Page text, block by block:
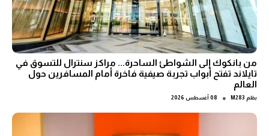
من بانكوك إلى الشواطئ الساحرة... مراكز سنترال للتسوق في
تايلاند تفتح أبواب تجربة صيفية فاخرة أمام المسافرين حول
العالم
بقلم M283
● 08 أغسطس 2026